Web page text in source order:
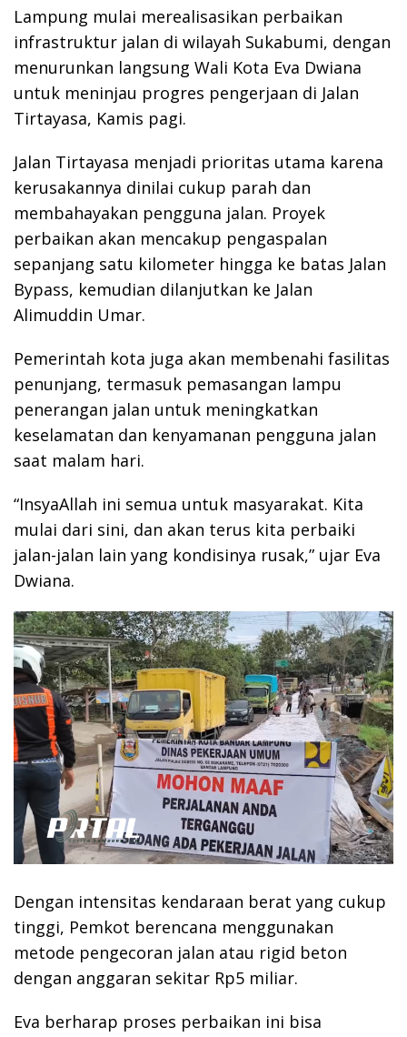
Lampung mulai merealisasikan perbaikan
infrastruktur jalan di wilayah Sukabumi, dengan
menurunkan langsung Wali Kota Eva Dwiana
untuk meninjau progres pengerjaan di Jalan
Tirtayasa, Kamis pagi.
Jalan Tirtayasa menjadi prioritas utama karena
kerusakannya dinilai cukup parah dan
membahayakan pengguna jalan. Proyek
perbaikan akan mencakup pengaspalan
sepanjang satu kilometer hingga ke batas Jalan
Bypass, kemudian dilanjutkan ke Jalan
Alimuddin Umar.
Pemerintah kota juga akan membenahi fasilitas
penunjang, termasuk pemasangan lampu
penerangan jalan untuk meningkatkan
keselamatan dan kenyamanan pengguna jalan
saat malam hari.
“InsyaAllah ini semua untuk masyarakat. Kita
mulai dari sini, dan akan terus kita perbaiki
jalan-jalan lain yang kondisinya rusak,” ujar Eva
Dwiana.
Dengan intensitas kendaraan berat yang cukup
tinggi, Pemkot berencana menggunakan
metode pengecoran jalan atau rigid beton
dengan anggaran sekitar Rp5 miliar.
Eva berharap proses perbaikan ini bisa